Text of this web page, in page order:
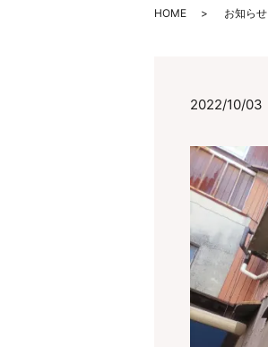
HOME お知らせ
2022/10/03